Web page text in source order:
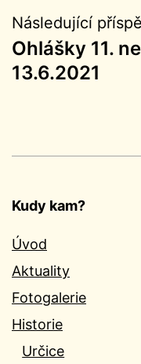
Následující
Ohlášky 11.
13.6.2021
Kudy kam?
Úvod
Aktuality
Fotogalerie
Historie
Určice